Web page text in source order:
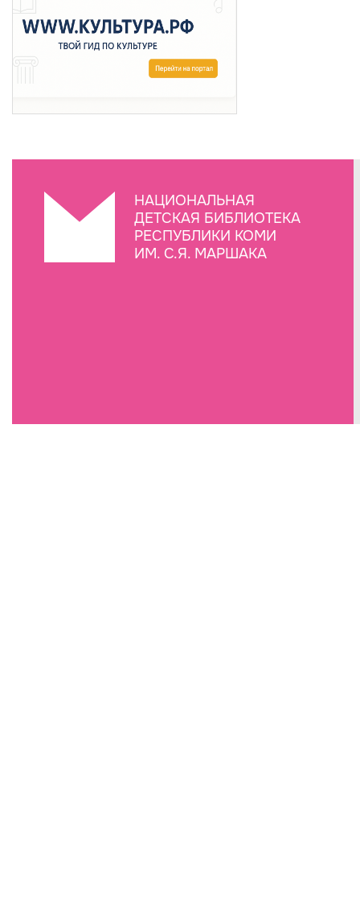
НАЦИОНАЛЬНАЯ
ДЕТСКАЯ БИБЛИОТЕКА
РЕСПУБЛИКИ КОМИ
ИМ. С.Я. МАРШАКА